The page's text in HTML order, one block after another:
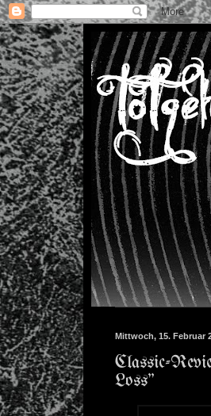
Mittwoch, 15. Februar
Classic-
Loss"